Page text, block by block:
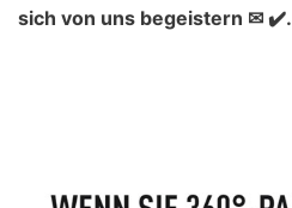
sich von uns begeistern ✉ ✔️.